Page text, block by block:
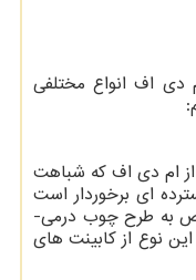
دی اف انواع مختلفی
ام دی اف که شباهت
­ای برخوردار است
و به وسیله روکش یا رنگ­ های مخصوص به طرح چوب درمی­
نوع از کابینت ­های